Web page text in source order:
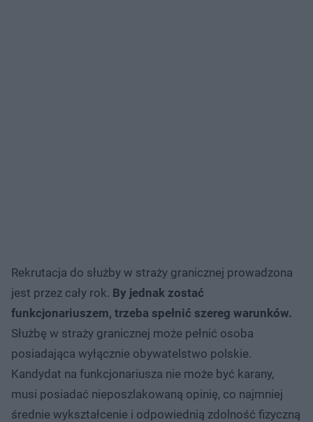
Rekrutacja do służby w straży granicznej prowadzona
jest przez cały rok. By jednak zostać
funkcjonariuszem, trzeba spełnić szereg warunków.
Służbę w straży granicznej może pełnić osoba
posiadająca wyłącznie obywatelstwo polskie.
Kandydat na funkcjonariusza nie może być karany,
musi posiadać nieposzlakowaną opinię, co najmniej
średnie wykształcenie i odpowiednią zdolność fizyczną